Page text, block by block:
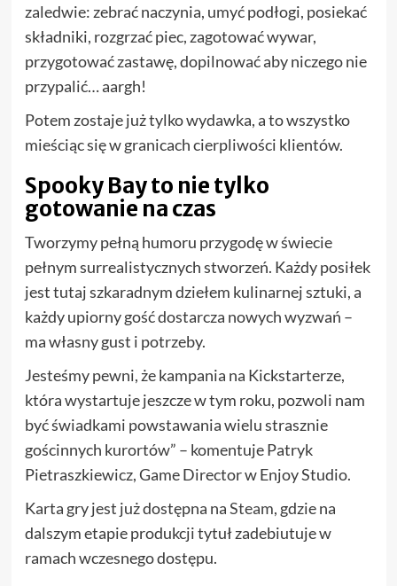
zaledwie: zebrać naczynia, umyć podłogi, posiekać
składniki, rozgrzać piec, zagotować wywar,
przygotować zastawę, dopilnować aby niczego nie
przypalić… aargh!
Potem zostaje już tylko wydawka, a to wszystko
mieściąc się w granicach cierpliwości klientów.
Spooky Bay to nie tylko
gotowanie na czas
Tworzymy pełną humoru przygodę w świecie
pełnym surrealistycznych stworzeń. Każdy posiłek
jest tutaj szkaradnym dziełem kulinarnej sztuki, a
każdy upiorny gość dostarcza nowych wyzwań –
ma własny gust i potrzeby.
Jesteśmy pewni, że kampania na Kickstarterze,
która wystartuje jeszcze w tym roku, pozwoli nam
być świadkami powstawania wielu strasznie
gościnnych kurortów” – komentuje Patryk
Pietraszkiewicz, Game Director w Enjoy Studio.
Karta gry jest już dostępna naSteam, gdzie na
dalszym etapie produkcji tytuł zadebiutuje w
ramach wczesnego dostępu.